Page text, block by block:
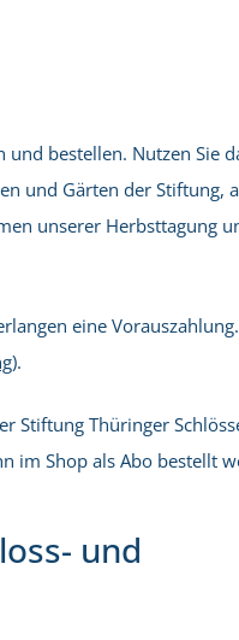
bestellen. Nutzen Sie
und Gärten der Stiftung,
unserer Herbsttagung
eine
).
Stiftung Thüringer
im Shop als Abo bestellt
und